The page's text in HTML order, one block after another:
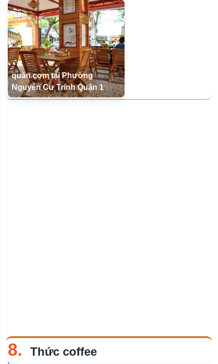
quán cơm tại Phường
Nguyễn Cư Trinh Quận 1
8. Thức coffee